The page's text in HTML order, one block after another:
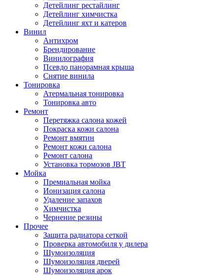
Детейлинг рестайлинг
Детейлинг химчистка
Детейлинг яхт и катеров
Винил
Антихром
Брендирование
Винилография
Псевдо панорамная крыша
Снятие винила
Тонировка
Атермальная тонировка
Тонировка авто
Ремонт
Перетяжка салона кожей
Покраска кожи салона
Ремонт вмятин
Ремонт кожи салона
Ремонт салона
Установка тормозов JBT
Мойка
Премиальная мойка
Ионизация салона
Удаление запахов
Химчистка
Чернение резины
Прочее
Защита радиатора сеткой
Проверка автомобиля у дилера
Шумоизоляция
Шумоизоляция дверей
Шумоизоляция арок